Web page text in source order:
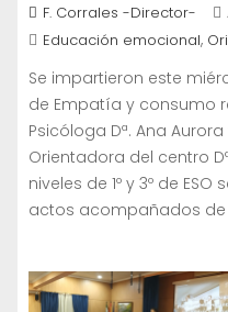
F. Corrales -Director-
Educación emocional,
Se impartieron este
de Empatía y consumo
Psicóloga Dª. Ana
Orientadora del centro
niveles de 1º y 3º de
actos acompañados de